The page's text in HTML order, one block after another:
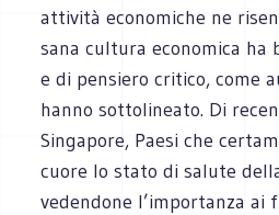
attività economiche ne
sana cultura economica ha
e di pensiero critico, come
hanno sottolineato. Di
Singapore, Paesi che
cuore lo stato di salute
vedendone l’importanza ai